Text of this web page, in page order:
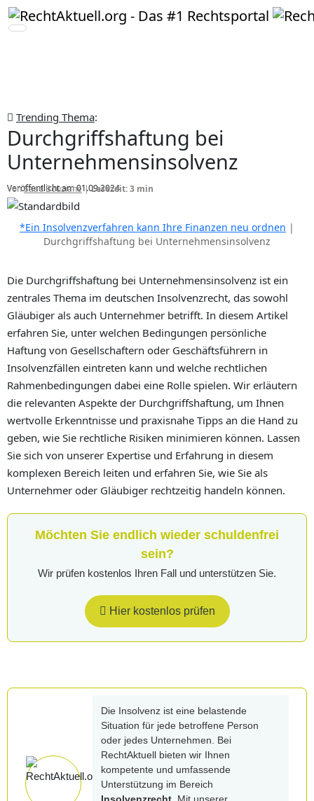
Trending Thema:
Durchgriffshaftung bei
Unternehmensinsolvenz
Veröffentlicht am 01.09.2024
VonSaad Bouziane|Lesezeit: 3 min
*Ein Insolvenzverfahren kann Ihre Finanzen neu ordnen |
Durchgriffshaftung bei Unternehmensinsolvenz
Die Durchgriffshaftung bei Unternehmensinsolvenz ist ein
zentrales Thema im deutschen Insolvenzrecht, das sowohl
Gläubiger als auch Unternehmer betrifft. In diesem Artikel
erfahren Sie, unter welchen Bedingungen persönliche
Haftung von Gesellschaftern oder Geschäftsführern in
Insolvenzfällen eintreten kann und welche rechtlichen
Rahmenbedingungen dabei eine Rolle spielen. Wir erläutern
die relevanten Aspekte der Durchgriffshaftung, um Ihnen
wertvolle Erkenntnisse und praxisnahe Tipps an die Hand zu
geben, wie Sie rechtliche Risiken minimieren können. Lassen
Sie sich von unserer Expertise und Erfahrung in diesem
komplexen Bereich leiten und erfahren Sie, wie Sie als
Unternehmer oder Gläubiger rechtzeitig handeln können.
Möchten Sie endlich wieder schuldenfrei
sein?
Wir prüfen kostenlos Ihren Fall und unterstützen Sie.
Hier kostenlos prüfen
Die Insolvenz ist eine belastende
Situation für jede betroffene Person
oder jedes Unternehmen. Bei
RechtAktuell bieten wir Ihnen
kompetente und umfassende
Unterstützung im Bereich